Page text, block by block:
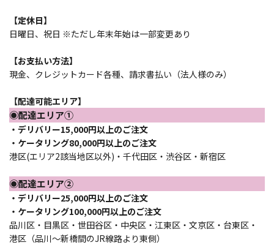
【定休日】
日曜日、祝日 ※ただし年末年始は一部変更あり
【お支払い方法】
現金、クレジットカード各種、請求書払い（法人様のみ）
【配達可能エリア】
◉配達エリア①
・デリバリー15,000円以上のご注文
・ケータリング80,000円以上のご注文
港区(エリア2該当地区以外)・千代田区・渋谷区・新宿区
◉配達エリア②
・デリバリー25,000円以上のご注文
・ケータリング100,000円以上のご注文
品川区・目黒区・世田谷区・中央区・江東区・文京区・台東区・
港区（品川～新橋間のJR線路より東側）